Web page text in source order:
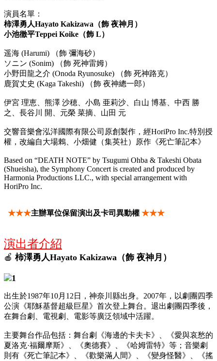
演員名單：
柿澤勇人Hayato Kakizawa（飾 夜神月）
小池徹平Teppei Koike（飾 L）
遥海 (Harumi) （飾 彌海砂）
ソニン (Sonim) （飾 死神雷姆）
小野田龍之介 (Onoda Ryunosuke) （飾 死神路克）
鹿賀丈史 (Kaga Takeshi) （飾 夜神總一郎）
伊宮 理恵、熊澤 沙穂、小島 亜莉沙、白山 博基、中西 勝
之、長谷川 開、元榮 菜摘、山田 元
交響音樂會泓洋國際有限公司原創製作，經HoriPro Inc.特別授
權，改編自大場鶇、⼩畑健（集英社）原作《死亡筆記本》
Based on “DEATH NOTE” by Tsugumi Ohba & Takeshi Obata
(Shueisha), the Symphony Concert is created and produced by
Harmonia Productions LLC., with special arrangement with
HoriPro Inc.
★★★主辦單位保留演出及卡司異動權 ★★★
演出者介紹
🍎 柿澤勇人Hayato Kakizawa（飾 夜神月）
出生於1987年10月12日，神奈川縣出身。2007年，以劇團四季
公演《耶穌基督超級巨星》首次登上舞台。退出劇團四季後，
在舞台劇、電視劇、電影等廣泛領域中活躍。
主要舞台作品包括：舞台劇《海邊的卡夫卡》、《愛與哀愁的
夏洛克·福爾摩斯》、《奧德賽》、《哈姆雷特》等；音樂劇
則有《死亡筆記本》、《歡樂滿人間》、《變身怪醫》、《搖